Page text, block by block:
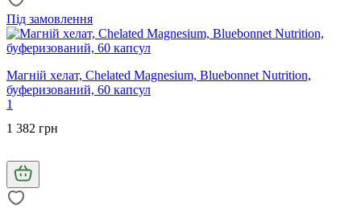
Під замовлення
Магній хелат, Chelated Magnesium, Bluebonnet Nutrition,
буферизований, 60 капсул
1
1 382 грн